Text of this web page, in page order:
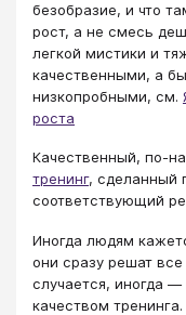
безобразие, и что
рост, а не смесь
легкой мистики и
качественными, а
низкопробными, см.
роста
Качественный, по-
тренинг, сделанный
соответствующий
Иногда людям
они сразу решат
случается, иногда —
качеством тренинга.